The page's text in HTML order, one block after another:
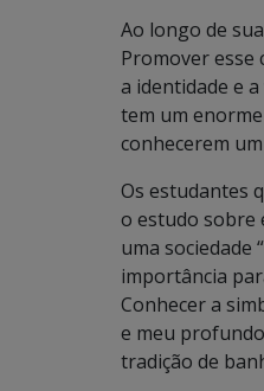
Ao longo de
Promover esse
a identidade e
tem um
conhecerem
Os estudantes
o estudo sobre
uma sociedade
importância
Conhecer a
e meu
tradição de